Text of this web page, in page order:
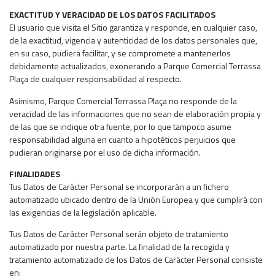
EXACTITUD Y VERACIDAD DE LOS DATOS FACILITADOS
El usuario que visita el Sitio garantiza y responde, en cualquier caso,
de la exactitud, vigencia y autenticidad de los datos personales que,
en su caso, pudiera facilitar, y se compromete a mantenerlos
debidamente actualizados, exonerando a Parque Comercial Terrassa
Plaça de cualquier responsabilidad al respecto.
Asimismo, Parque Comercial Terrassa Plaça no responde de la
veracidad de las informaciones que no sean de elaboración propia y
de las que se indique otra fuente, por lo que tampoco asume
responsabilidad alguna en cuanto a hipotéticos perjuicios que
pudieran originarse por el uso de dicha información.
FINALIDADES
Tus Datos de Carácter Personal se incorporarán a un fichero
automatizado ubicado dentro de la Unión Europea y que cumplirá con
las exigencias de la legislación aplicable.
Tus Datos de Carácter Personal serán objeto de tratamiento
automatizado por nuestra parte. La finalidad de la recogida y
tratamiento automatizado de los Datos de Carácter Personal consiste
en: